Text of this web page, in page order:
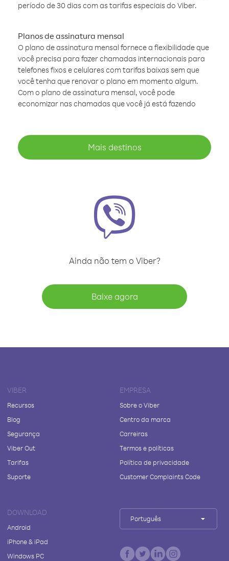
período de 30 dias com as tarifas especiais do Viber.
Planos de assinatura mensal
O plano de assinatura mensal fornece a flexibilidade que
você precisa para fazer chamadas internacionais para
telefones fixos e celulares com tarifas baixas sem que
você tenha que renovar o plano em momento algum.
Com o plano de assinatura mensal, você pode
economizar nas chamadas que você já está fazendo
Mais destinos
Ainda não tem o Viber?
Baixe agora
VIBER
Recursos
Blog
Segurança
Viber Out
Tarifas
Suporte
EMPRESA
Sobre o Viber
Centro da marca
Carreiras
Termos e políticas
Política de privacidade
Customer Complaints Code
DOWNLOAD
Android
iPhone & iPad
Windows PC
Português